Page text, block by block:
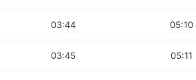
03:44 05:10
03:45 05:11